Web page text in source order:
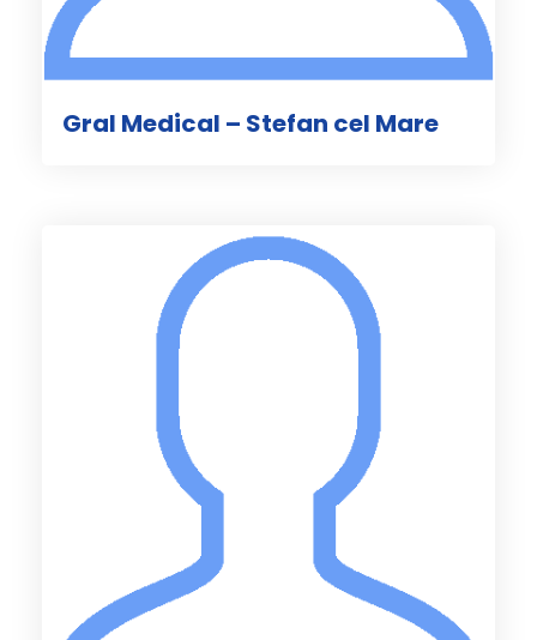
Gral Medical – Stefan cel Mare